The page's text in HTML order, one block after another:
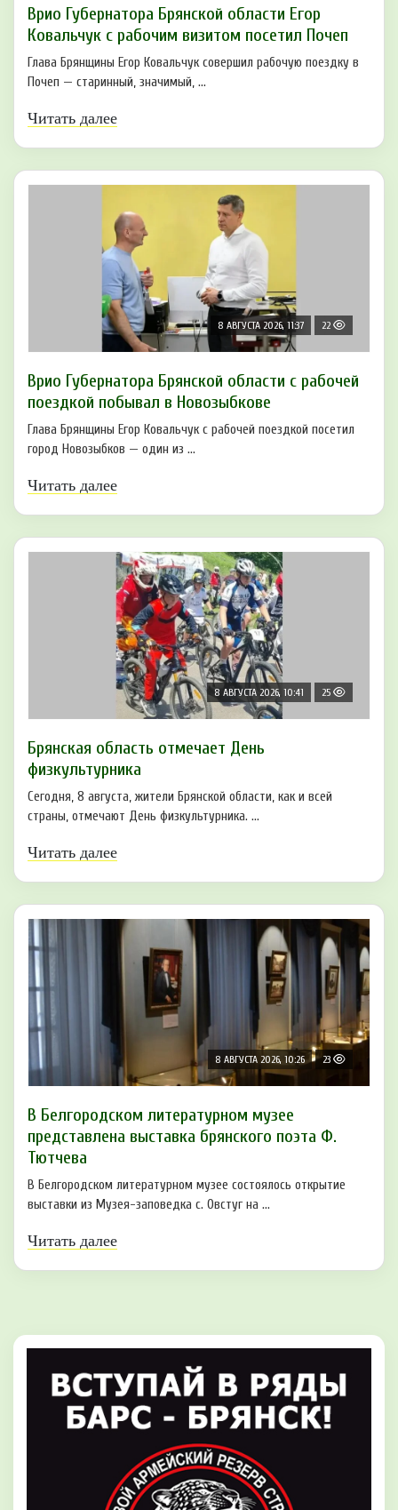
Врио Губернатора Брянской области Егор
Ковальчук с рабочим визитом посетил Почеп
Глава Брянщины Егор Ковальчук совершил рабочую поездку в
Почеп — старинный, значимый, ...
Читать далее
8 АВГУСТА 2026, 11:37 22
Врио Губернатора Брянской области с рабочей
поездкой побывал в Новозыбкове
Глава Брянщины Егор Ковальчук с рабочей поездкой посетил
город Новозыбков — один из ...
Читать далее
8 АВГУСТА 2026, 10:41 25
Брянская область отмечает День
физкультурника
Сегодня, 8 августа, жители Брянской области, как и всей
страны, отмечают День физкультурника. ...
Читать далее
8 АВГУСТА 2026, 10:26 23
В Белгородском литературном музее
представлена выставка брянского поэта Ф.
Тютчева
В Белгородском литературном музее состоялось открытие
выставки из Музея-заповедка с. Овстуг на ...
Читать далее